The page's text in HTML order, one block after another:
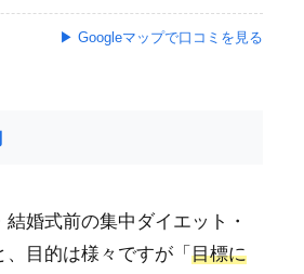
▶ Googleマップで口コミを見る
婚式前の集中ダイエット・
目的は様々ですが「 目標に